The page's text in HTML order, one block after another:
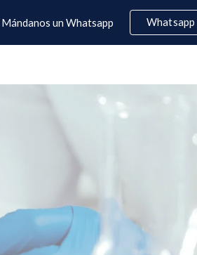
Skip to
un Whatsapp Whatsapp